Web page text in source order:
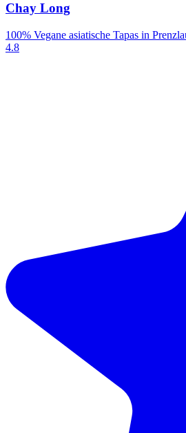
Chay Long
100% Vegane asiatische Tapas in
4.8